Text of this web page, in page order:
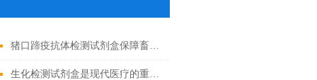
猪口蹄疫抗体检测试剂盒保障畜牧业健康发展的重要工具
生化检测试剂盒是现代医疗的重要工具